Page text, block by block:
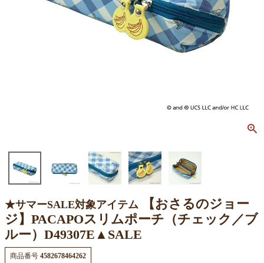
★サマーSALE対象アイテム
【おさるのジョー
ジ】PACAPOスリムポーチ（チェック／ブ
ルー）D49307E▲SALE
商品番号 4582678464262